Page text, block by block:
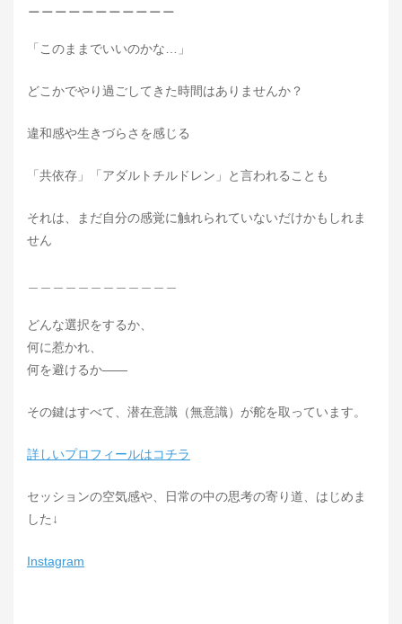
「このままでいいのかな…」
どこかでやり過ごしてきた時間はありませんか？
違和感や生きづらさを感じる
「共依存」「アダルトチルドレン」と言われることも
それは、まだ自分の感覚に触れられていないだけかもしれま
せん
どんな選択をするか、
何に惹かれ、
何を避けるか――
その鍵はすべて、潜在意識（無意識）が舵を取っています。
詳しいプロフィールはコチラ
セッションの空気感や、日常の中の思考の寄り道、はじめま
した↓
Instagram